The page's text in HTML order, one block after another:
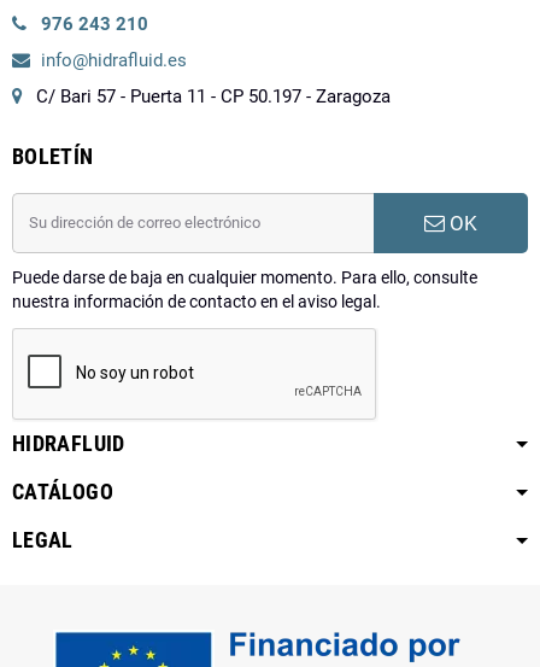
976 243 210
info@hidrafluid.es
C/ Bari 57 - Puerta 11 - CP 50.197 - Zaragoza
BOLETÍN
OK
Puede darse de baja en cualquier momento. Para ello, consulte
nuestra información de contacto en el aviso legal.
HIDRAFLUID
CATÁLOGO
LEGAL